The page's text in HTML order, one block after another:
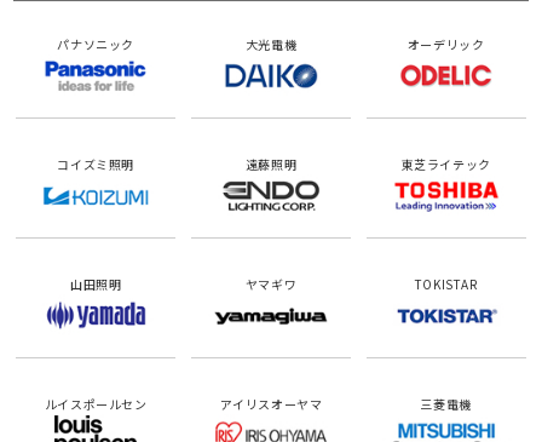
パナソニック 大光電機 オーデリック
コイズミ照明 遠藤照明 東芝ライテック
山田照明 ヤマギワ TOKISTAR
ルイスポールセン アイリスオーヤマ 三菱電機